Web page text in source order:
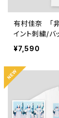
有村佳奈 「非
イント刺繍/バ
ショートスリー
¥7,590